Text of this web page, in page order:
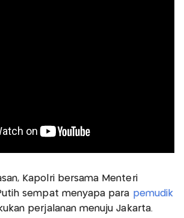
Kapolri bersama Menteri
sempat menyapa para pemudik
perjalanan menuju Jakarta.